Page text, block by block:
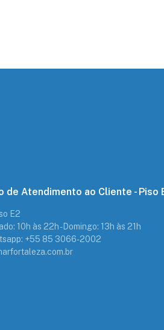
de Atendimento ao Cliente - Piso
E2
10h às 22h - Domingo: 13h às 21h
+55 85 3066-2002